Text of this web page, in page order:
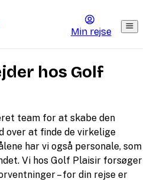
Min rejse
hos Golf
team for at skabe den
over at finde de virkelige
har vi også personale, som
Vi hos Golf Plaisir forsøger
– for din rejse er